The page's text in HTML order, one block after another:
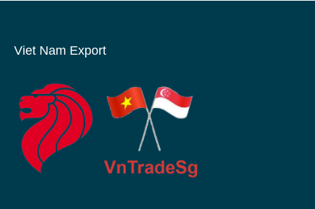
Viet Nam Export